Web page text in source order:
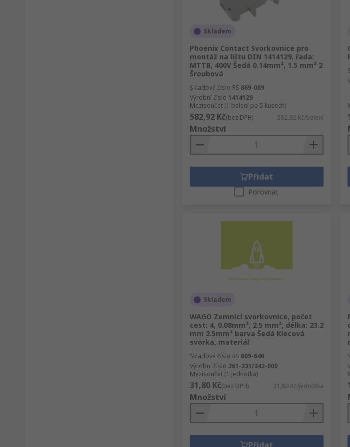
Skladem
Phoenix Contact Svorkovnice pro
montáž na lištu DIN 1414129, řada:
MTTB, 400V Šedá 0.14mm², 1.5 mm² 2
Šroubová
Skladové číslo RS 869-089
Výrobní číslo 1414129
Mezisoučet (1 balení po 5 kusech)
582,92 Kč(bez DPH) 582,92 Kč/balení
Množství
Přidat
Porovnat
Skladem
WAGO Zemnicí svorkovnice, počet
cest: 4, 0.08mm², 2.5 mm², délka: 23.2
mm 2.5mm² barva Šedá Klecová
svorka, materiál
Skladové číslo RS 609-646
Výrobní číslo 261-331/342-000
Mezisoučet (1 jednotka)
31,80 Kč(bez DPH) 31,80 Kč/jednotka
Množství